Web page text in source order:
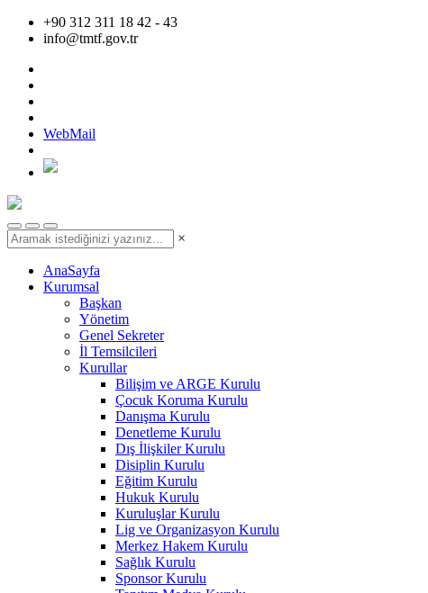
+90 312 311 18 42 - 43
info@tmtf.gov.tr
WebMail
×
AnaSayfa
Kurumsal
Başkan
Yönetim
Genel Sekreter
İl Temsilcileri
Kurullar
Bilişim ve ARGE Kurulu
Çocuk Koruma Kurulu
Danışma Kurulu
Denetleme Kurulu
Dış İlişkiler Kurulu
Disiplin Kurulu
Eğitim Kurulu
Hukuk Kurulu
Kuruluşlar Kurulu
Lig ve Organizasyon Kurulu
Merkez Hakem Kurulu
Sağlık Kurulu
Sponsor Kurulu